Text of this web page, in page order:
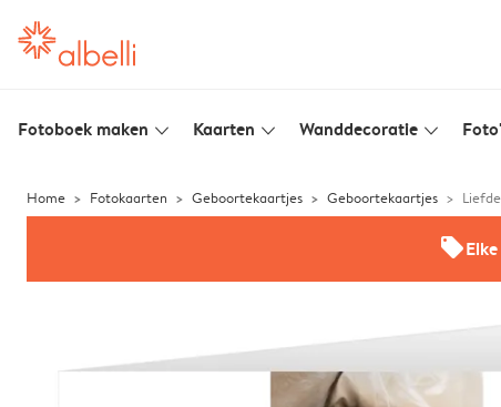
Fotoboek maken slim_arrow_down Kaarten slim_arrow_down Wanddecoratie slim_arrow_down
Home Fotokaarten Geboortekaartjes Geboortekaartjes
offers